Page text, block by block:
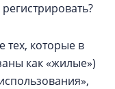
тех, которые в
как «жилые»)